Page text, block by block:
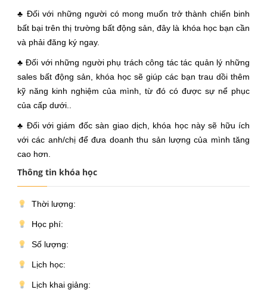
♣ Đối với những người có mong muốn trở thành chiến binh
bất bại trên thị trường bất động sản, đây là khóa học bạn cần
và phải đăng ký ngay.
♣ Đối với những người phụ trách công tác tác quản lý những
sales bất động sản, khóa học sẽ giúp các bạn trau dồi thêm
kỹ năng kinh nghiệm của mình, từ đó có được sự nể phục
của cấp dưới..
♣ Đối với giám đốc sàn giao dịch, khóa học này sẽ hữu ích
với các anh/chị để đưa doanh thu sản lượng của mình tăng
cao hơn.
Thông tin khóa học
Thời lượng:
Học phí:
Số lượng:
Lịch học:
Lịch khai giảng: